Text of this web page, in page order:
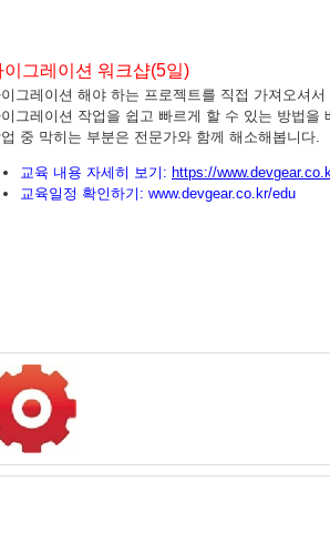
이그레이션 워크샵(5일)
그레이션 해야 하는 프로젝트를 직접 가져오셔
그레이션 작업을 쉽고 빠르게 할 수 있는 방법을
중 막히는 부분은 전문가와 함께 해소해봅니다.
교육 내용 자세히 보기: https://
교육일정 확인하기: www.devgear.co.kr/edu